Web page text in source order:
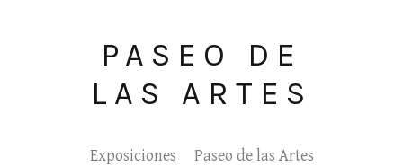
PASEO DE
LAS ARTES
Exposiciones
Paseo de las Artes